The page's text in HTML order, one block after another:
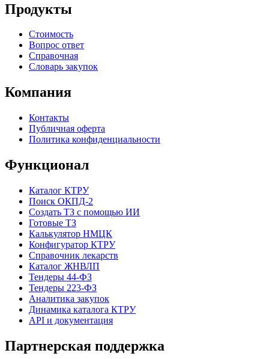
Продукты
Стоимость
Вопрос ответ
Справочная
Словарь закупок
Компания
Контакты
Публичная оферта
Политика конфиденциальности
Функционал
Каталог КТРУ
Поиск ОКПД-2
Создать ТЗ с помощью ИИ
Готовые ТЗ
Калькулятор НМЦК
Конфигуратор КТРУ
Справочник лекарств
Каталог ЖНВЛП
Тендеры 44-ФЗ
Тендеры 223-ФЗ
Аналитика закупок
Динамика каталога КТРУ
API и документация
Партнерская поддержка